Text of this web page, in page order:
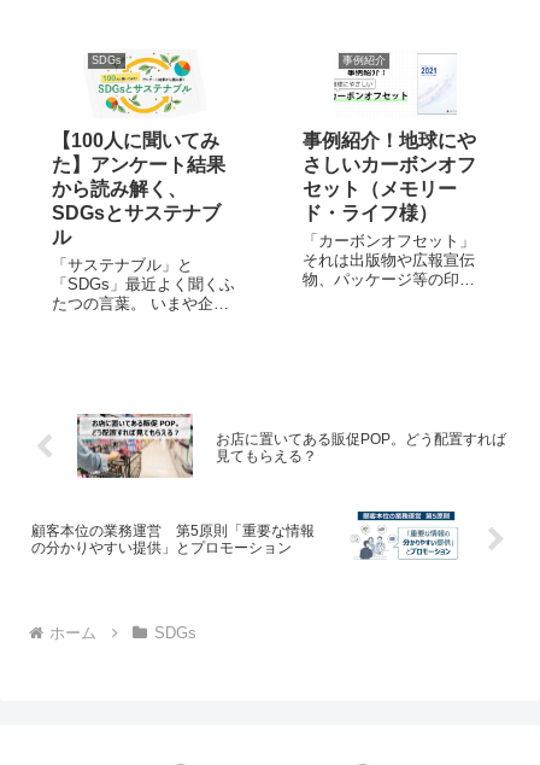
た。 「国や大企業が色々
やっているのは分かるけ
ど、うちの会社には関係
ないか…。...
ようなものがあるのでし
ょうか。 ここでは、国内
外の企業の取り組み事例
炭素化・S...
SDGs
【100人に聞いてみ
た】アンケート結果
から読み解く、
SDGsとサステナブ
ル
「サステナブル」と
「SDGs」最近よく聞くふ
たつの言葉。 いまや企業
ブルとSDGsの位置づけっ
て？という話から、100人
アンケートか...
事例紹介
事例紹介！地球にや
さしいカーボンオフ
セット（メモリー
ド・ライフ様）
「カーボンオフセット」
それは出版物や広報宣伝
物、パッケージ等の印刷
様の事例を通じて...
お店に置いてある販促POP。どう配置すれば
見てもらえる？
顧客本位の業務運営 第5原則「重要な情報
の分かりやすい提供」とプロモーション
ホーム SDGs